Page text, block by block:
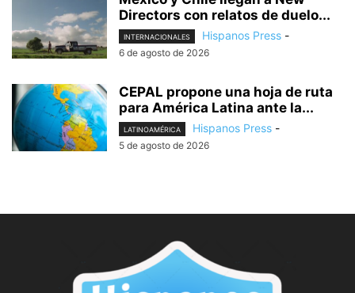
Directors con relatos de duelo...
INTERNACIONALES Hispanos Press -
6 de agosto de 2026
CEPAL propone una hoja de ruta
para América Latina ante la...
LATINOAMÉRICA Hispanos Press -
5 de agosto de 2026